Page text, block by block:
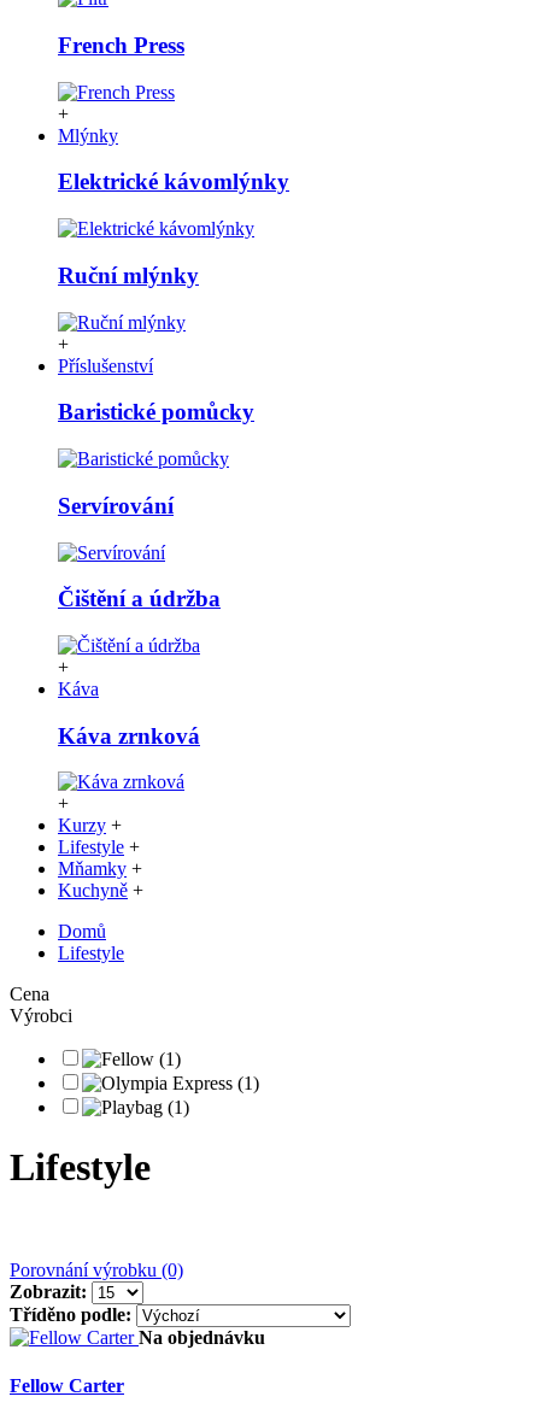
French Press
+
Mlýnky
Elektrické kávomlýnky
Ruční mlýnky
+
Příslušenství
Baristické pomůcky
Servírování
Čištění a údržba
+
Káva
Káva zrnková
+
Kurzy +
Lifestyle +
Mňamky +
Kuchyně +
Domů
Lifestyle
Cena
Výrobci
Lifestyle
Porovnání výrobku (0)
Zobrazit:
Tříděno podle:
Na objednávku
Fellow Carter